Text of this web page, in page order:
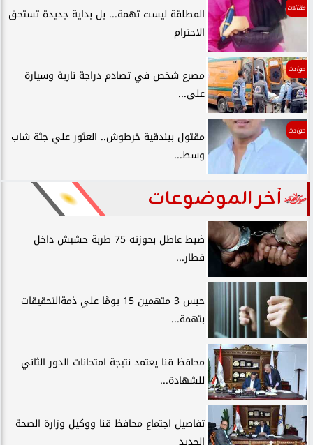
مقالات
المطلقة ليست تهمة... بل بداية جديدة تستحق
الاحترام
حوادث
مصرع شخص في تصادم دراجة نارية وسيارة
على...
حوادث
مقتول ببندقية خرطوش.. العثور علي جثة شاب
وسط...
آخر الموضوعات
ضبط عاطل بحوزته 75 طربة حشيش داخل
قطار...
حبس 3 متهمين 15 يومًا علي ذمةالتحقيقات
بتهمة...
محافظ قنا يعتمد نتيجة امتحانات الدور الثاني
للشهادة...
تفاصيل اجتماع محافظ قنا ووكيل وزارة الصحة